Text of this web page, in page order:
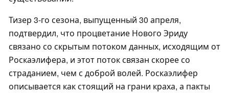
Тизер 3-го сезона, выпущенный 30 апреля,
подтвердил, что процветание Нового Эриду
связано со скрытым потоком данных, исходящим от
Роскаэлифера, и этот поток связан скорее со
страданием, чем с доброй волей. Роскаэлифер
описывается как стоящий на грани краха, а пакты